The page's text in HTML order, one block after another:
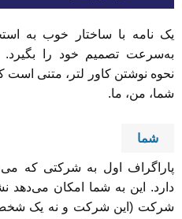
یک نامه با ساختار خوب به
به‌سرعت تصمیم خود را بگیرد.
نحوه نوشتن کاور لتر، متنی
شما، من، ما.
شما
پاراگراف اول به شرکتی که
دارد. این به شما امکان می‌دهد
شرکت (این شرکت و نه یک شخص)